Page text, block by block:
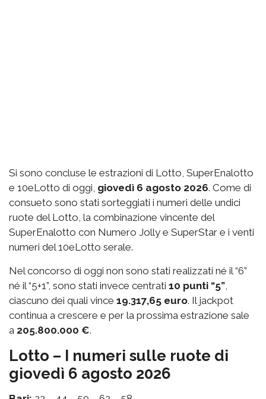
Si sono concluse le estrazioni di Lotto, SuperEnalotto
e 10eLotto di oggi, giovedì 6 agosto 2026. Come di
consueto sono stati sorteggiati i numeri delle undici
ruote del Lotto, la combinazione vincente del
SuperEnalotto con Numero Jolly e SuperStar e i venti
numeri del 10eLotto serale.
Nel concorso di oggi non sono stati realizzati né il “6”
né il “5+1”, sono stati invece centrati 10 punti “5”,
ciascuno dei quali vince 19.317,65 euro. Il jackpot
continua a crescere e per la prossima estrazione sale
a 205.800.000 €.
Lotto – I numeri sulle ruote di
giovedì 6 agosto 2026